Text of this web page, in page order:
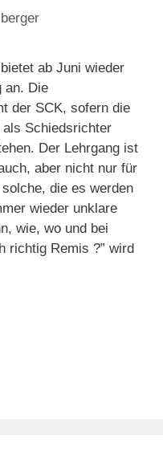
ab Juni wieder
an. Die
der SCK, sofern die
als Schiedsrichter
Der Lehrgang ist
aber nicht nur für
die es werden
wieder unklare
wie, wo und bei
richtig Remis ?” wird